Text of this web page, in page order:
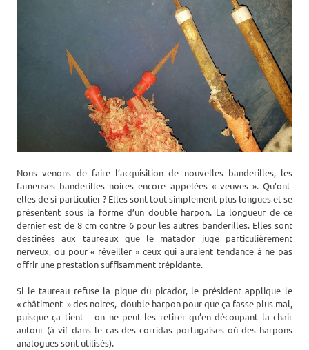
Nous venons de faire l’acquisition de nouvelles banderilles, les
fameuses banderilles noires encore appelées « veuves ». Qu’ont-
elles de si particulier ? Elles sont tout simplement plus longues et se
présentent sous la forme d’un double harpon. La longueur de ce
dernier est de 8 cm contre 6 pour les autres banderilles. Elles sont
destinées aux taureaux que le matador juge particulièrement
nerveux, ou pour « réveiller » ceux qui auraient tendance à ne pas
offrir une prestation suffisamment trépidante.
Si le taureau refuse la pique du picador, le président applique le
« châtiment » des noires, double harpon pour que ça fasse plus mal,
puisque ça tient – on ne peut les retirer qu’en découpant la chair
autour (à vif dans le cas des corridas portugaises où des harpons
analogues sont utilisés).